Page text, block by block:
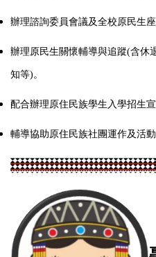
辦理諮詢委員會議及全校原民生座
辦理原民生關懷輔導與追蹤(含休
知等)。
配合辦理原住民族學生入學招生宣
輔導協助原住民族社團運作及活動